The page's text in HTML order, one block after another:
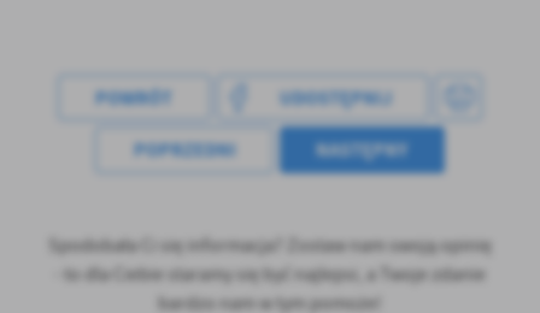
POWRÓT UDOSTĘPNIJ
POPRZEDNI NASTĘPNY
Spodobała Ci się informacja? Zostaw nam swoją opinię
- to dla Ciebie staramy się być najlepsi, a Twoje zdanie
bardzo nam w tym pomoże!